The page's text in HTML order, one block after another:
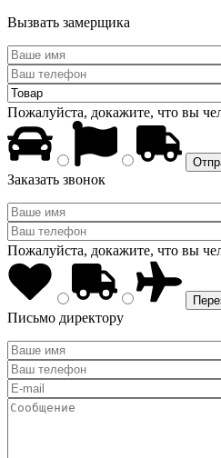
Вызвать замерщика
Пожалуйста, докажите, что вы
Заказать звонок
Пожалуйста, докажите, что вы
Письмо директору